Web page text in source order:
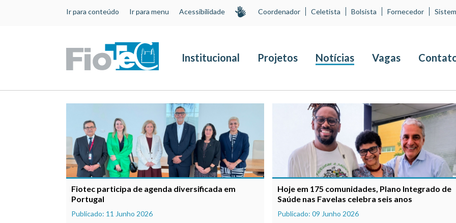
Ir para conteúdo Ir para menu Acessibilidade Coordenador Celetista Bolsista Fornecedor
Institucional Projetos Notícias Vagas
Fiotec participa de agenda diversificada em
Portugal
Publicado: 11 Junho 2026
Hoje em 175 comunidades, Plano Integrado de
Saúde nas Favelas celebra seis anos
Publicado: 09 Junho 2026